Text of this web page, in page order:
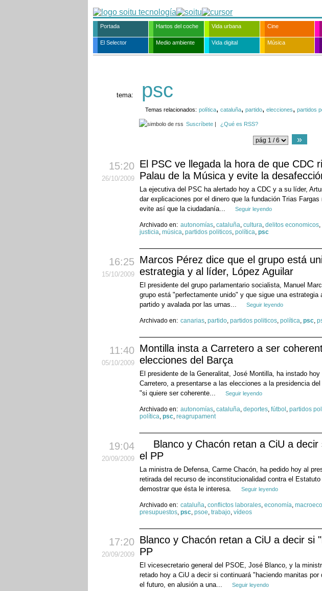
Portada Hartos del coche Vida urbana Cine
El Selector Medio ambiente Vida digital Música
tema: psc
Temas relacionados: política, cataluña, partido, elecciones, partidos
Suscríbete ¿Qué es RSS?
»
15:20
26/10/2009
El PSC ve llegada la hora de que CDC
Palau de la Música y evite la
La ejecutiva del PSC ha alertado hoy a CDC y a su líder,
dar explicaciones por el dinero que la fundación Trias
evite así que la ciudadanía...
Seguir leyendo
Archivado en: autonomías, cataluña, cultura, delitos economicos,
justicia, música, partidos politicos, política, psc
16:25
15/10/2009
Marcos Pérez dice que el grupo está
estrategia y al líder, López Aguilar
El presidente del grupo parlamentario socialista, Manuel
grupo está "perfectamente unido" y que sigue una estrategia
partido y avalada por las urnas...
Seguir leyendo
Archivado en: canarias, partido, partidos politicos, política, psc,
11:40
05/10/2009
Montilla insta a Carretero a ser
elecciones del Barça
El presidente de la Generalitat, José Montilla, ha instado
Carretero, a presentarse a las elecciones a la presidencia
"si quiere ser coherente...
Seguir leyendo
Archivado en: autonomías, cataluña, deportes, fútbol , partidos
política, psc, reagrupament
19:04
20/09/2009
Blanco y Chacón retan a CiU a
el PP
La ministra de Defensa, Carme Chacón, ha pedido hoy al
retirada del recurso de inconstitucionalidad contra el
demostrar que ésta le interesa.
Seguir leyendo
Archivado en: cataluña, conflictos laborales, economía,
presupuestos, psc, psoe, trabajo, vídeos
17:20
20/09/2009
Blanco y Chacón retan a CiU a decir si
PP
El vicesecretario general del PSOE, José Blanco, y la
retado hoy a CiU a decir si continuará "haciendo manitas
el futuro, en alusión a una...
Seguir leyendo